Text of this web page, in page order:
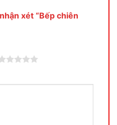
xét “Bếp chiên